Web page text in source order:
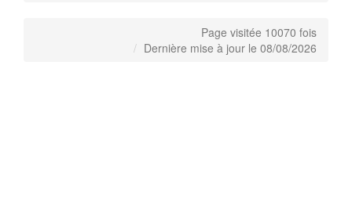
Page visitée 10070 fois
Dernière mise à jour le 08/08/2026